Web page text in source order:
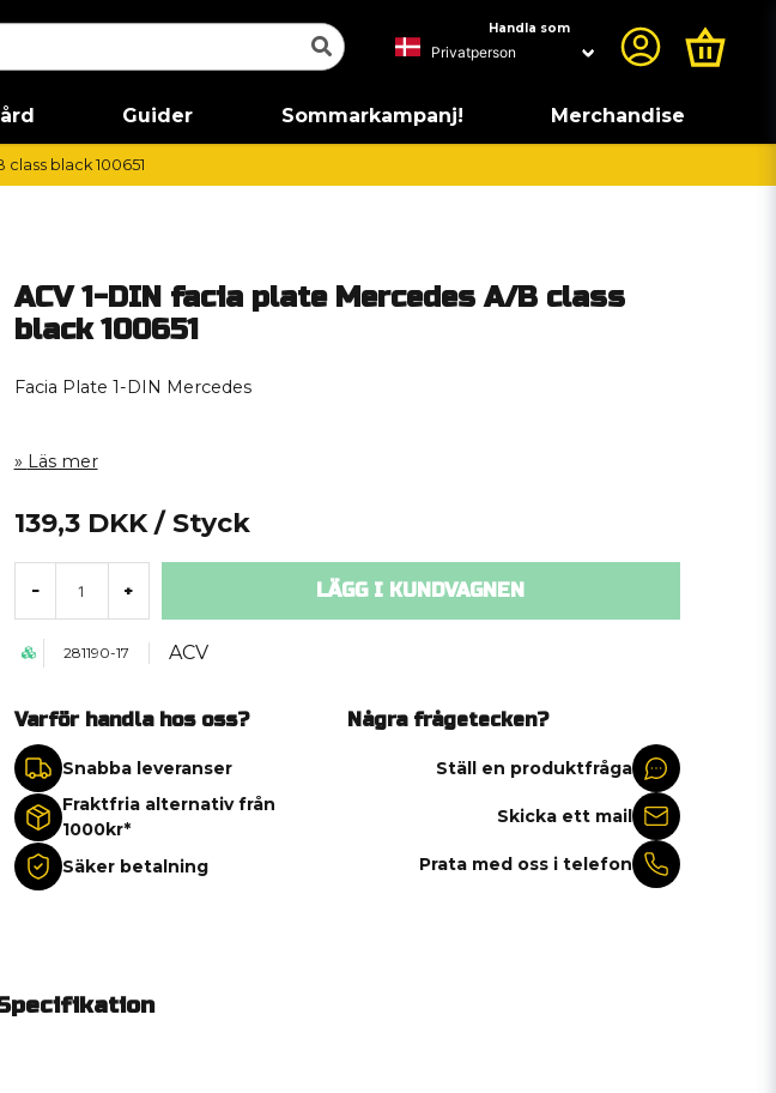
Handla som
Guider Sommarkampanj! Merchandise
black 100651
ACV 1-DIN facia plate Mercedes A/B class
black 100651
Facia Plate 1-DIN Mercedes
Läs mer
139,3 DKK / Styck
- + LÄGG I KUNDVAGNEN
281190-17 ACV
Varför handla hos oss?
Snabba leveranser
Fraktfria alternativ från
1000kr*
Säker betalning
Några frågetecken?
Ställ en produktfråga
Skicka ett mail
Prata med oss i telefon